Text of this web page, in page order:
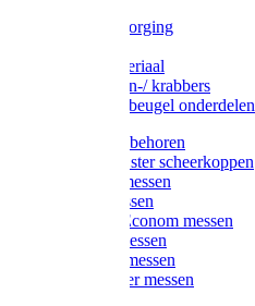
Klauwverzorging
Injectiemateriaal
Hoefmessen-/ krabbers
Hoefbekapbeugel onderdelen
Messen toebehoren
Moser & Oster scheerkoppen
Hauptner messen
Liscop messen
Aesculap/Econom messen
Heiniger messen
Constanta messen
FarmClipper messen